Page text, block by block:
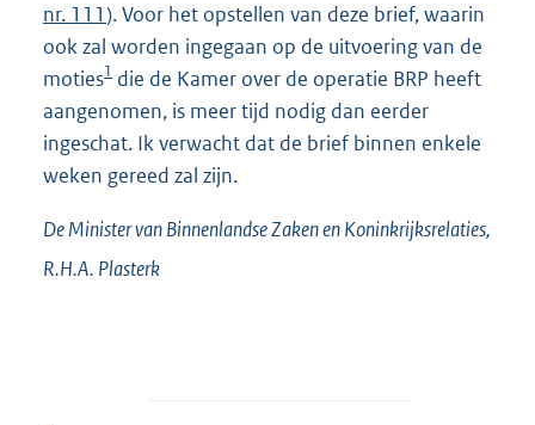
nr. 111). Voor het opstellen van deze brief, waarin
ook zal worden ingegaan op de uitvoering van de
moties1 die de Kamer over de operatie BRP heeft
aangenomen, is meer tijd nodig dan eerder
ingeschat. Ik verwacht dat de brief binnen enkele
weken gereed zal zijn.
De Minister van Binnenlandse Zaken en Koninkrijksrelaties,
R.H.A. Plasterk